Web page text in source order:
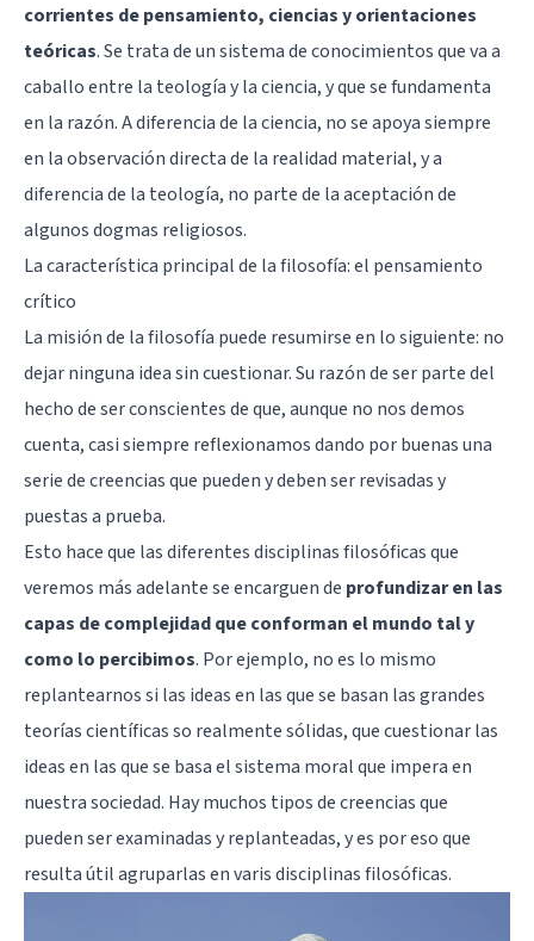
corrientes de pensamiento, ciencias y orientaciones
teóricas. Se trata de un sistema de conocimientos que va a
caballo entre la teología y la ciencia, y que se fundamenta
en la razón. A diferencia de la ciencia, no se apoya siempre
en la observación directa de la realidad material, y a
diferencia de la teología, no parte de la aceptación de
algunos dogmas religiosos.
La característica principal de la filosofía: el pensamiento
crítico
La misión de la filosofía puede resumirse en lo siguiente: no
dejar ninguna idea sin cuestionar. Su razón de ser parte del
hecho de ser conscientes de que, aunque no nos demos
cuenta, casi siempre reflexionamos dando por buenas una
serie de creencias que pueden y deben ser revisadas y
puestas a prueba.
Esto hace que las diferentes disciplinas filosóficas que
veremos más adelante se encarguen de profundizar en las
capas de complejidad que conforman el mundo tal y
como lo percibimos. Por ejemplo, no es lo mismo
replantearnos si las ideas en las que se basan las grandes
teorías científicas so realmente sólidas, que cuestionar las
ideas en las que se basa el sistema moral que impera en
nuestra sociedad. Hay muchos tipos de creencias que
pueden ser examinadas y replanteadas, y es por eso que
resulta útil agruparlas en varis disciplinas filosóficas.